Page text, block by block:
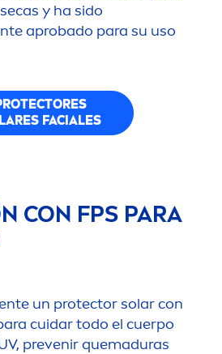
y ha sido
te aprobado para su uso
ORES
FACIALES
CON FPS PARA
te un protector solar con
cuidar todo el cuerpo
prevenir quemaduras